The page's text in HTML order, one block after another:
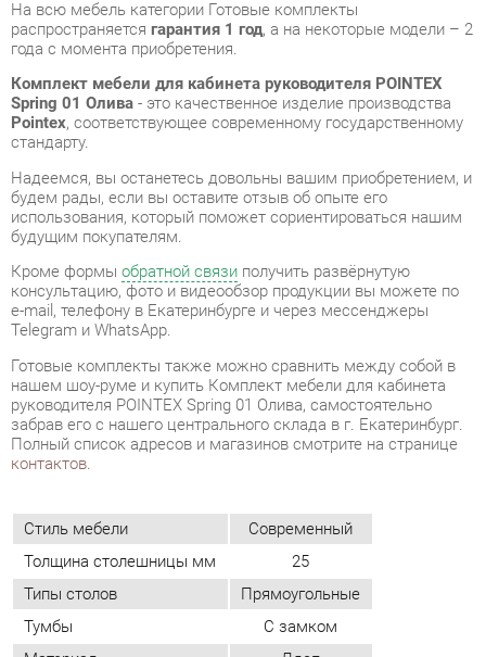
стандарту.
Надеемся, вы останетесь довольны вашим приобретением, и
будем рады, если вы оставите отзыв об опыте его
использования, который поможет сориентироваться нашим
будущим покупателям.
Кроме формыобратной связиполучить развёрнутую
консультацию, фото и видеообзор продукции вы можете по
e-mail, телефону в Екатеринбурге и через мессенджеры
Telegram и WhatsApp.
Готовые комплекты также можно сравнить между собой в
нашем шоу-руме и купить Комплект мебели для кабинета
забрав его с нашего центрального склада в г. Екатеринбург.
Полный список адресов и магазинов смотрите на странице
контактов.
Стиль мебели
Современный
Толщина столешницы мм
25
Типы столов
Прямоугольные
Тумбы
Цвет
Олива
ОТЗЫВЫ
Пока нет отзывов, поделитесь первым своим мнением.